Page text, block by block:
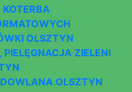
OLSZTYN
ZIELENI
OLSZTYN